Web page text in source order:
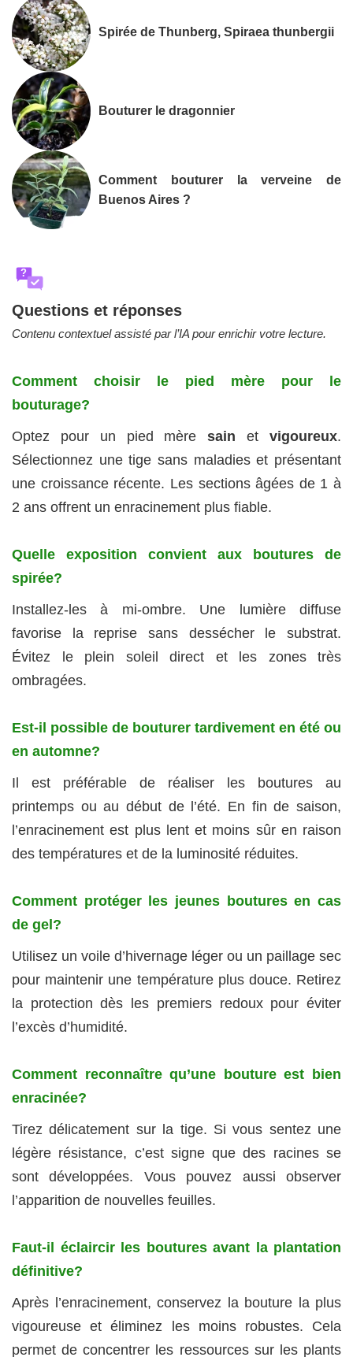
Spirée de Thunberg, Spiraea thunbergii
Bouturer le dragonnier
Comment bouturer la verveine de
Buenos Aires ?
?
Questions et réponses
Contenu contextuel assisté par l’IA pour enrichir votre lecture.
Comment choisir le pied mère pour le
bouturage?
Optez pour un pied mèresain etvigoureux.
Sélectionnez une tige sans maladies et présentant
une croissance récente. Les sections âgées de 1 à
2 ans offrent un enracinement plus fiable.
Quelle exposition convient aux boutures de
spirée?
Installez-les à mi-ombre. Une lumière diffuse
favorise la reprise sans dessécher le substrat.
Évitez le plein soleil direct et les zones très
ombragées.
Est-il possible de bouturer tardivement en été ou
en automne?
Il est préférable de réaliser les boutures au
printemps ou au début de l’été. En fin de saison,
l’enracinement est plus lent et moins sûr en raison
des températures et de la luminosité réduites.
Comment protéger les jeunes boutures en cas
de gel?
Utilisez un voile d’hivernage léger ou un paillage sec
pour maintenir une température plus douce. Retirez
la protection dès les premiers redoux pour éviter
l’excès d’humidité.
Comment reconnaître qu’une bouture est bien
enracinée?
Tirez délicatement sur la tige. Si vous sentez une
légère résistance, c’est signe que des racines se
sont développées. Vous pouvez aussi observer
l’apparition de nouvelles feuilles.
Faut-il éclaircir les boutures avant la plantation
définitive?
Après l’enracinement, conservez la bouture la plus
vigoureuse et éliminez les moins robustes. Cela
permet de concentrer les ressources sur les plants